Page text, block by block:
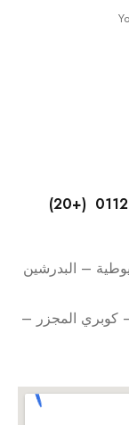
– البدرشين
– كوبري المجزر –